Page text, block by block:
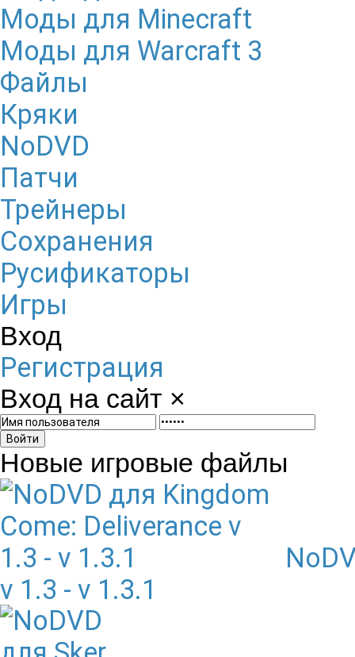
Моды для Minecraft
Моды для Warcraft 3
Файлы
Кряки
NoDVD
Патчи
Трейнеры
Сохранения
Русификаторы
Игры
Вход
Регистрация
Вход на сайт ×
Войти
Новые игровые файлы
v 1.3 - v 1.3.1